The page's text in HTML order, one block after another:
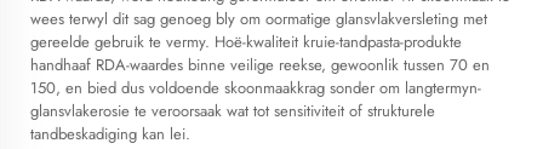
wees terwyl dit sag genoeg bly om oormatige glansvlakversleting met
gereelde gebruik te vermy. Hoë-kwaliteit kruie-tandpasta-produkte
handhaaf RDA-waardes binne veilige reekse, gewoonlik tussen 70 en
150, en bied dus voldoende skoonmaakkrag sonder om langtermyn-
glansvlakerosie te veroorsaak wat tot sensitiviteit of strukturele
tandbeskadiging kan lei.